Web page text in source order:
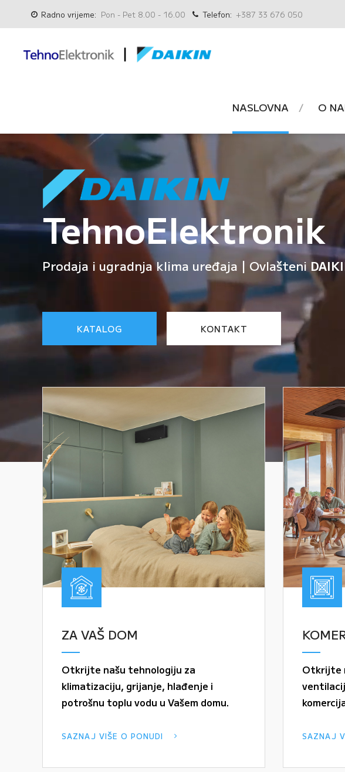
Radno vrijeme: Pon - Pet 8.00 - 16.00 Telefon: +387 33 676 050
NASLOVNA O
TehnoElektronik
Prodaja i ugradnja klima uređaja | Ovlašteni
KATALOG KONTAKT
ZA VAŠ DOM
Otkrijte našu tehnologiju za
klimatizaciju, grijanje, hlađenje i
potrošnu toplu vodu u Vašem domu.
SAZNAJ VIŠE O PONUDI
Otkrijte
SAZNAJ